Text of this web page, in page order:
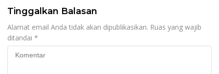
Tinggalkan Balasan
Alamat email Anda tidak akan dipublikasikan. Ruas yang wajib
ditandai *